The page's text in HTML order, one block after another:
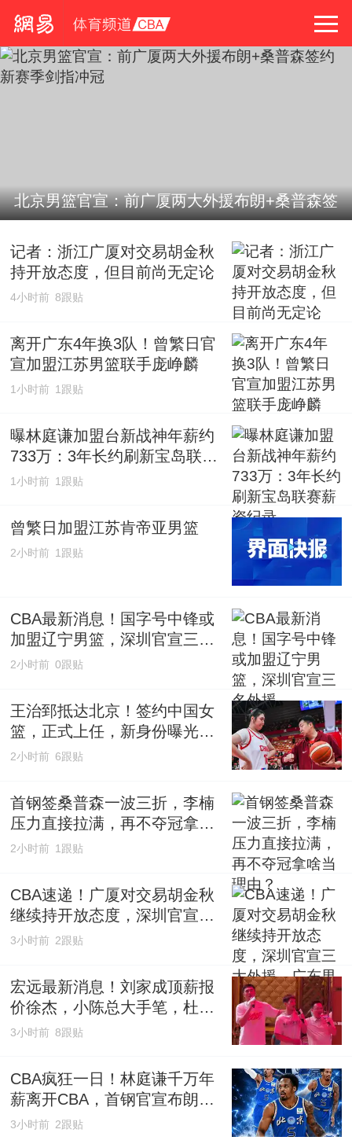
北京男篮官宣：前广厦两大外援布朗+桑普森签
记者：浙江广厦对交易胡金秋
持开放态度，但目前尚无定论
4小时前 8跟贴
离开广东4年换3队！曾繁日官
宣加盟江苏男篮联手庞峥麟
1小时前 1跟贴
曝林庭谦加盟台新战神年薪约
733万：3年长约刷新宝岛联赛
薪资纪录
1小时前 1跟贴
曾繁日加盟江苏肯帝亚男篮
2小时前 1跟贴
CBA最新消息！国字号中锋或
加盟辽宁男篮，深圳官宣三名
外援
2小时前 0跟贴
王治郅抵达北京！签约中国女
篮，正式上任，新身份曝光，
宫鲁鸣亲自推荐！
2小时前 6跟贴
首钢签桑普森一波三折，李楠
压力直接拉满，再不夺冠拿啥
当理由？
2小时前 1跟贴
CBA速递！广厦对交易胡金秋
继续持开放态度，深圳官宣三
大外援，广东男篮报价比斯
3小时前 2跟贴
宏远最新消息！刘家成顶薪报
价徐杰，小陈总大手笔，杜锋
举办庆功宴！
3小时前 8跟贴
CBA疯狂一日！林庭谦千万年
薪离开CBA，首钢官宣布朗，
宏远一无所获，小陈总受质
3小时前 2跟贴